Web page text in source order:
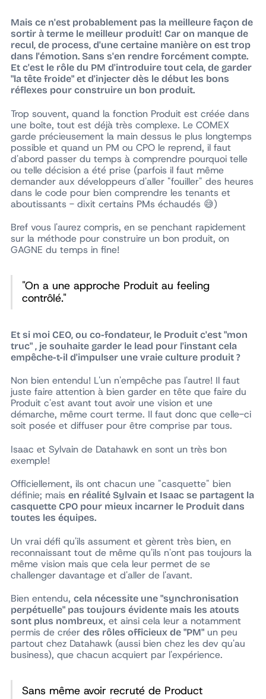
Mais ce n'est probablement pas la meilleure façon de
sortir à terme le meilleur produit! Car on manque de
recul, de process, d'une certaine manière on est trop
dans l'émotion. Sans s'en rendre forcément compte.
Et c'est le rôle du PM d'introduire tout cela, de garder
"la tête froide" et d'injecter dès le début les bons
réflexes pour construire un bon produit.
Trop souvent, quand la fonction Produit est créée dans
une boîte, tout est déjà très complexe. Le COMEX
garde précieusement la main dessus le plus longtemps
possible et quand un PM ou CPO le reprend, il faut
d'abord passer du temps à comprendre pourquoi telle
ou telle décision a été prise (parfois il faut même
demander aux développeurs d'aller "fouiller" des heures
dans le code pour bien comprendre les tenants et
aboutissants - dixit certains PMs échaudés 😅)
Bref vous l'aurez compris, en se penchant rapidement
sur la méthode pour construire un bon produit, on
GAGNE du temps in fine!
"On a une approche Produit au feeling
contrôlé."
Et si moi CEO, ou co-fondateur, le Produit c'est "mon
truc" , je souhaite garder le lead pour l'instant cela
empêche-t-il d'impulser une vraie culture produit ?
Non bien entendu! L'un n'empêche pas l'autre! Il faut
juste faire attention à bien garder en tête que faire du
Produit c'est avant tout avoir une vision et une
démarche, même court terme. Il faut donc que celle-ci
soit posée et diffuser pour être comprise par tous.
Isaac et Sylvain de Datahawk en sont un très bon
exemple!
Officiellement, ils ont chacun une "casquette" bien
définie; mais en réalité Sylvain et Isaac se partagent la
casquette CPO pour mieux incarner le Produit dans
toutes les équipes.
Un vrai défi qu'ils assument et gèrent très bien, en
reconnaissant tout de même qu'ils n'ont pas toujours la
même vision mais que cela leur permet de se
challenger davantage et d'aller de l'avant.
Bien entendu, cela nécessite une "synchronisation
perpétuelle" pas toujours évidente mais les atouts
sont plus nombreux, et ainsi cela leur a notamment
permis de créer des rôles officieux de "PM"un peu
partout chez Datahawk (aussi bien chez les dev qu'au
business), que chacun acquiert par l'expérience.
Sans même avoir recruté de Product